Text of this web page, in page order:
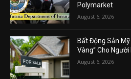
Polymarket
August 6, 2026
Bất Động Sản
Vàng” Cho
August 6, 2026